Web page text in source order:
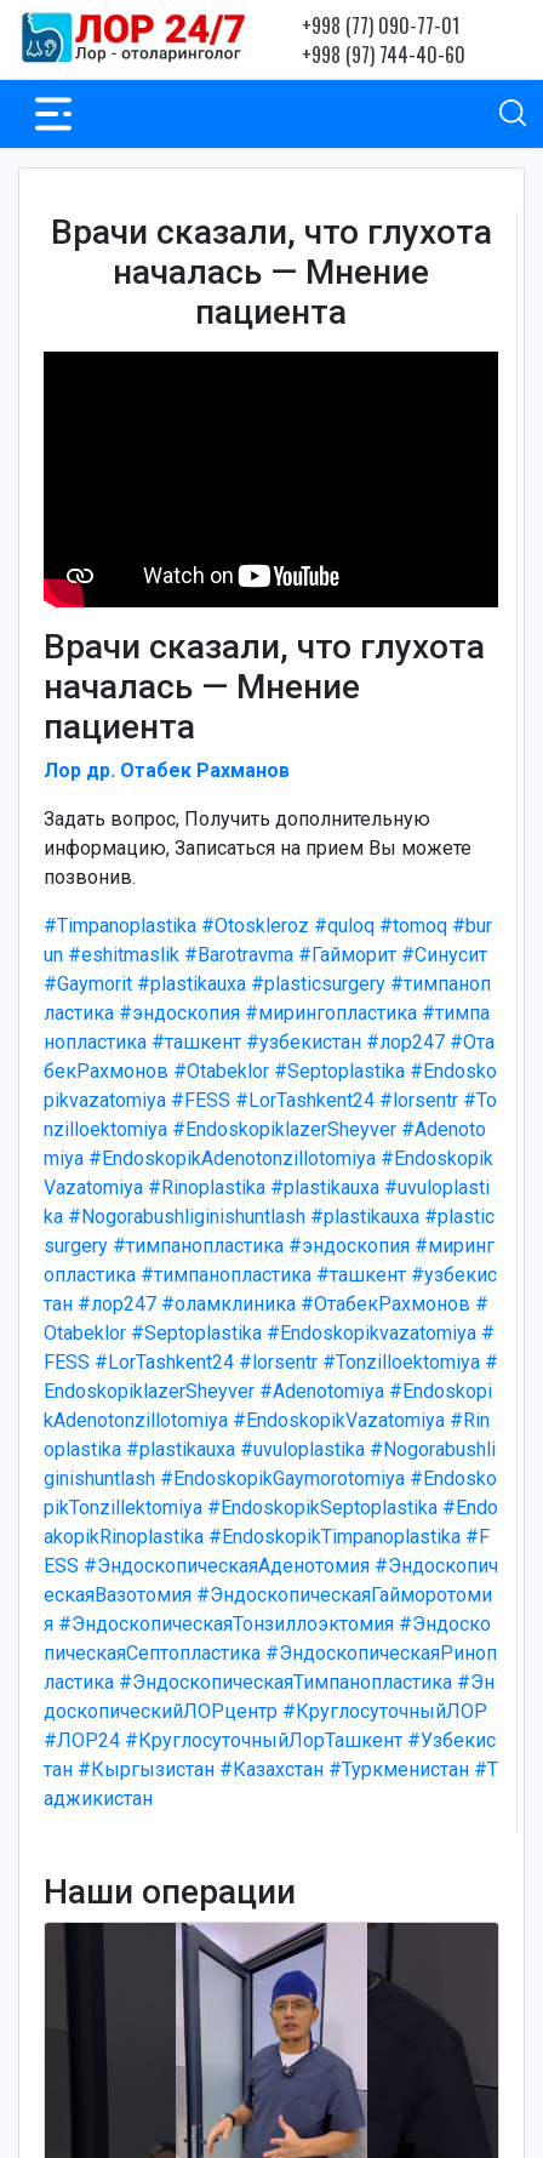
+998 (77) 090-77-01
+998 (97) 744-40-60
Врачи сказали, что глухота
началась — Мнение
пациента
Врачи сказали, что глухота
началась — Мнение
пациента
Лор др. Отабек Рахманов
Задать вопрос, Получить дополнительную
информацию, Записаться на прием Вы можете
позвонив.
#Timpanoplastika #Otoskleroz #quloq #tomoq #bur
un #eshitmaslik #Barotravma #Гайморит #Синусит
#Gaymorit #plastikauxa #plasticsurgery #тимпаноп
ластика #эндоскопия #мирингопластика #тимпа
нопластика #ташкент #узбекистан #лор247 #Ота
бекРахмонов #Otabeklor #Septoplastika #Endosko
pikvazatomiya #FESS #LorTashkent24 #lorsentr #To
nzilloektomiya #EndoskopiklazerSheyver #Adenoto
miya #EndoskopikAdenotonzillotomiya #Endoskopik
Vazatomiya #Rinoplastika #plastikauxa #uvuloplasti
ka #Nogorabushliginishuntlash #plastikauxa #plastic
surgery #тимпанопластика #эндоскопия #миринг
опластика #тимпанопластика #ташкент #узбекис
тан #лор247 #оламклиника #ОтабекРахмонов #
Otabeklor #Septoplastika #Endoskopikvazatomiya #
FESS #LorTashkent24 #lorsentr #Tonzilloektomiya #
EndoskopiklazerSheyver #Adenotomiya #Endoskopi
kAdenotonzillotomiya #EndoskopikVazatomiya #Rin
oplastika #plastikauxa #uvuloplastika #Nogorabushli
ginishuntlash #EndoskopikGaymorotomiya #Endosko
pikTonzillektomiya #EndoskopikSeptoplastika #Endo
akopikRinoplastika #EndoskopikTimpanoplastika #F
ESS #ЭндоскопическаяАденотомия #Эндоскопич
ескаяВазотомия #ЭндоскопическаяГайморотоми
я #ЭндоскопическаяТонзиллоэктомия #Эндоско
пическаяСептопластика #ЭндоскопическаяРиноп
ластика #ЭндоскопическаяТимпанопластика #Эн
доскопическийЛОРцентр #КруглосуточныйЛОР
#ЛОР24 #КруглосуточныйЛорТашкент #Узбекис
тан #Кыргызистан #Казахстан #Туркменистан #Т
аджикистан
Наши операции